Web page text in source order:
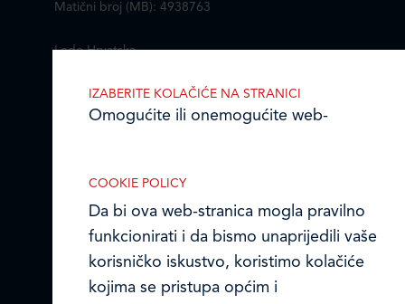
Matični broj (MB): 4938763
Ledo Hrvatska
Prodajni centri
Online formular
Privacy notice and Cookies
COOKIE POLICY
Da bi ova web-stranica mogla pravilno
funkcionirati i da bismo unaprijedili vaše
korisničko iskustvo, koristimo kolačiće
kojima se pristupa općim i
IZABERITE KOLAČIĆE NA STRANICI
Omogućite ili onemogućite web-
Nužni (tehnički) kolačići